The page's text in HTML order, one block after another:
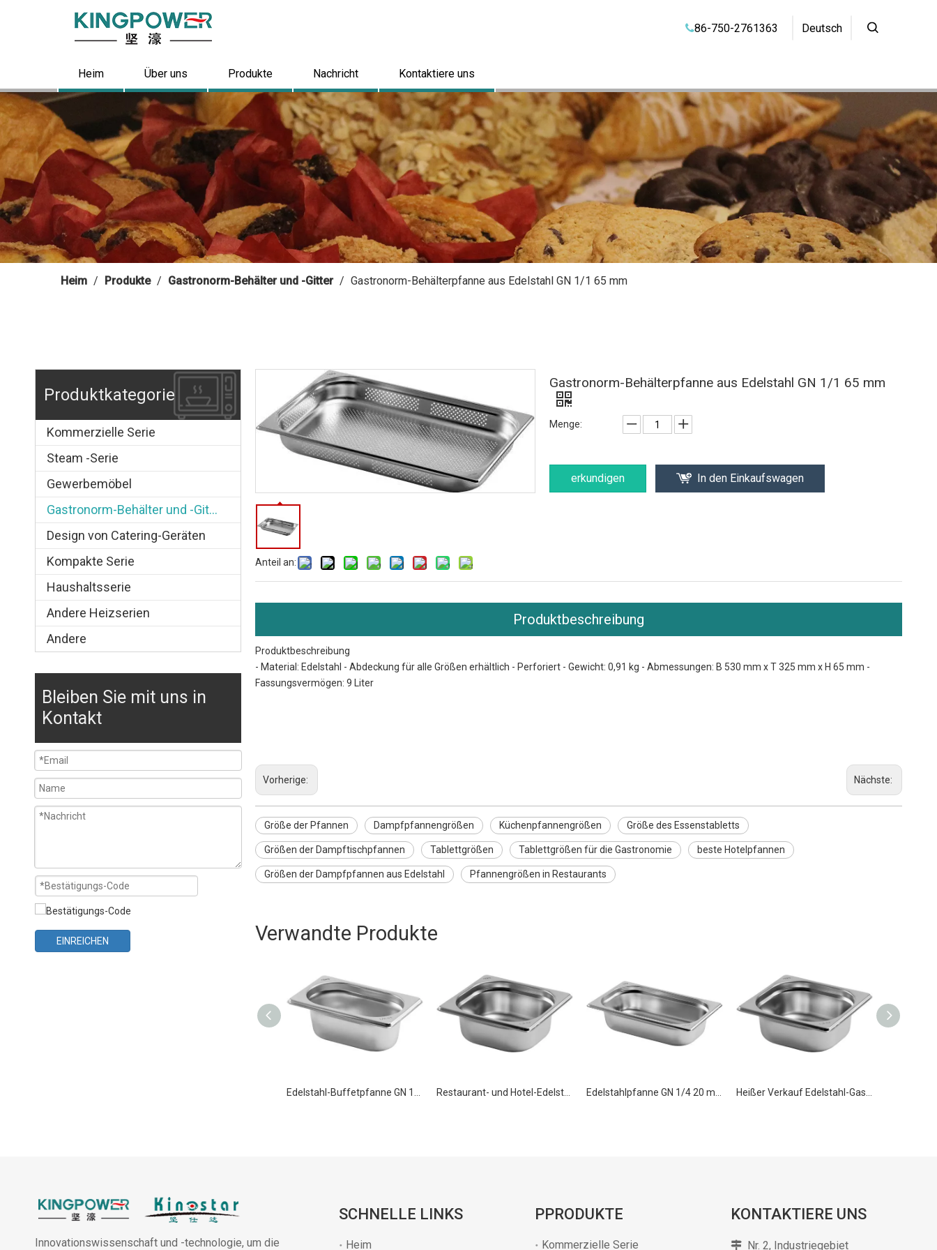
86-750-2761363 Deutsch
Heim Über uns Produkte Nachricht Kontaktiere uns
Heim / Produkte / Gastronorm-Behälter und -Gitter / Gastronorm-Behälterpfanne aus Edelstahl GN 1/1 65 mm
Produktkategorie
Kommerzielle Serie
Steam -Serie
Gewerbemöbel
Gastronorm-Behälter und -Gitter
Design von Catering-Geräten
Kompakte Serie
Haushaltsserie
Andere Heizserien
Andere
Bleiben Sie mit uns in
Kontakt
EINREICHEN
Anteil an:
Gastronorm-Behälterpfanne aus Edelstahl GN 1/1 65 mm
Menge:
erkundigen In den Einkaufswagen
Produktbeschreibung
Produktbeschreibung
- Material: Edelstahl - Abdeckung für alle Größen erhältlich - Perforiert - Gewicht: 0,91 kg - Abmessungen: B 530 mm x T 325 mm x H 65 mm -
Fassungsvermögen: 9 Liter
Vorherige: Nächste:
Größe der Pfannen Dampfpfannengrößen Küchenpfannengrößen Größe des Essenstabletts
Größen der Dampftischpfannen Tablettgrößen Tablettgrößen für die Gastronomie beste Hotelpfannen
Größen der Dampfpfannen aus Edelstahl Pfannengrößen in Restaurants
Verwandte Produkte
Innovationswissenschaft und -technologie, um die
SCHNELLE LINKS
Heim
PPRODUKTE
Kommerzielle Serie
KONTAKTIERE UNS
 Nr. 2, Industriegebiet